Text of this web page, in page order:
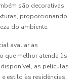
são decorativas.
proporcionando
do ambiente.
avaliar as
que melhor atenda às
as películas
estilo às residências.